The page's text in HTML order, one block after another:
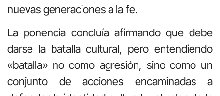
nuevas generaciones a la fe.
La ponencia concluía afirmando que debe
darse la batalla cultural, pero entendiendo
«batalla» no como agresión, sino como un
conjunto de acciones encaminadas a